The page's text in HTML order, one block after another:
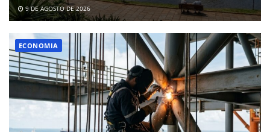
9 DE AGOSTO DE 2026
ECONOMIA